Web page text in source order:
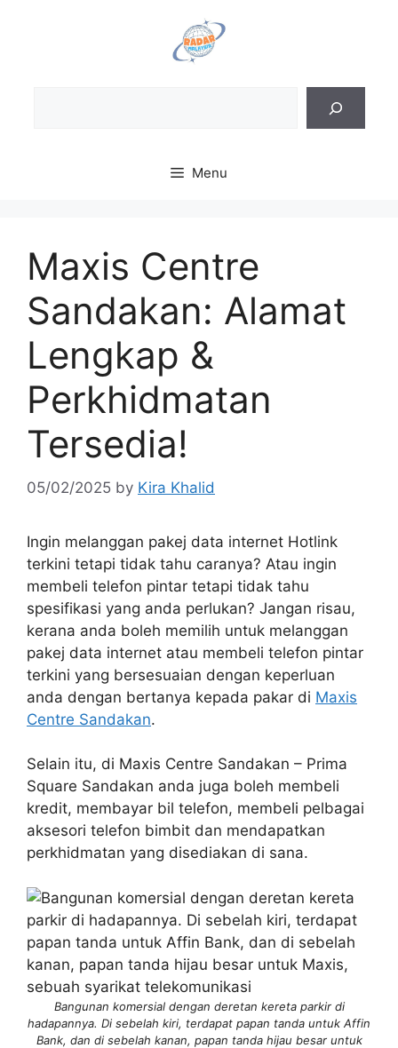
Menu
Maxis Centre
Sandakan: Alamat
Lengkap &
Perkhidmatan
Tersedia!
05/02/2025 by Kira Khalid
Ingin melanggan pakej data internet Hotlink
terkini tetapi tidak tahu caranya? Atau ingin
membeli telefon pintar tetapi tidak tahu
spesifikasi yang anda perlukan? Jangan risau,
kerana anda boleh memilih untuk melanggan
pakej data internet atau membeli telefon pintar
terkini yang bersesuaian dengan keperluan
anda dengan bertanya kepada pakar di Maxis
Centre Sandakan.
Selain itu, di Maxis Centre Sandakan – Prima
Square Sandakan anda juga boleh membeli
kredit, membayar bil telefon, membeli pelbagai
aksesori telefon bimbit dan mendapatkan
perkhidmatan yang disediakan di sana.
Bangunan komersial dengan deretan kereta parkir di
hadapannya. Di sebelah kiri, terdapat papan tanda untuk Affin
Bank, dan di sebelah kanan, papan tanda hijau besar untuk